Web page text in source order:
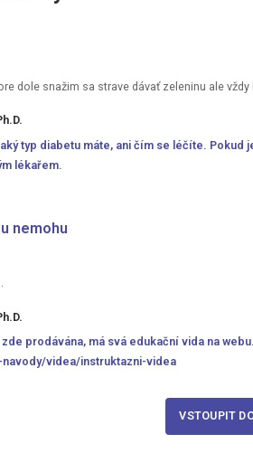
dole snažim sa strave dávať zeleninu ale
typ diabetu máte, ani čím se léčíte.
lékařem.
nemohu
prodávána, má svá edukační vida na
videa/instruktazni-videa
VSTOUPIT